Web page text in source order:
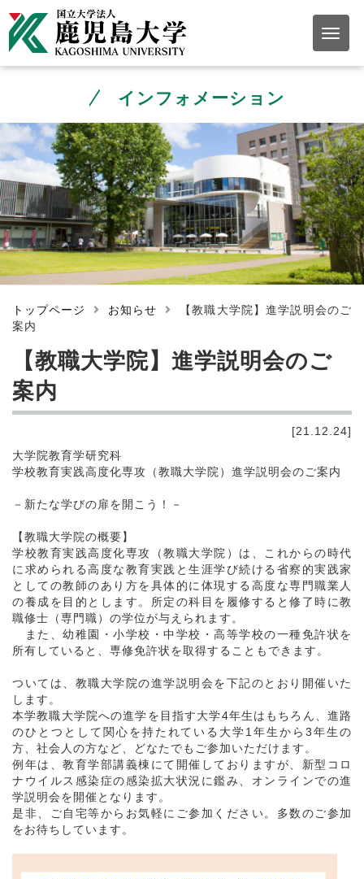
インフォメーション
トップページ お知らせ
【教職大学院】進学説明会のご
案内
【教職大学院】進学説明会のご
案内
[21.12.24]
大学院教育学研究科
学校教育実践高度化専攻（教職大学院）進学説明会のご案内
－新たな学びの扉を開こう！－
【教職大学院の概要】
学校教育実践高度化専攻（教職大学院）は、これからの時代
に求められる高度な教育実践と生涯学び続ける省察的実践家
としての教師のあり方を具体的に体現する高度な専門職業人
の養成を目的とします。所定の科目を履修すると修了時に教
職修士（専門職）の学位が与えられます。
また、幼稚園・小学校・中学校・高等学校の一種免許状を
所有していると、専修免許状を取得することもできます。
ついては、教職大学院の進学説明会を下記のとおり開催いた
します。
本学教職大学院への進学を目指す大学4年生はもちろん、進路
のひとつとして関心を持たれている大学1年生から3年生の
方、社会人の方など、どなたでもご参加いただけます。
例年は、教育学部講義棟にて開催しておりますが、新型コロ
ナウイルス感染症の感染拡大状況に鑑み、オンラインでの進
学説明会を開催となります。
是非、ご自宅等からお気軽にご参加ください。多数のご参加
をお待ちしています。